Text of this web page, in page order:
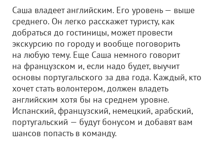
Саша владеет английским. Его уровень — выше
среднего. Он легко расскажет туристу, как
добраться до гостиницы, может провести
экскурсию по городу и вообще поговорить
на любую тему. Еще Саша немного говорит
на французском и, если надо будет, выучит
основы португальского за два года. Каждый, кто
хочет стать волонтером, должен владеть
английским хотя бы на среднем уровне.
Испанский, французский, немецкий, арабский,
португальский — будут бонусом и добавят вам
шансов попасть в команду.